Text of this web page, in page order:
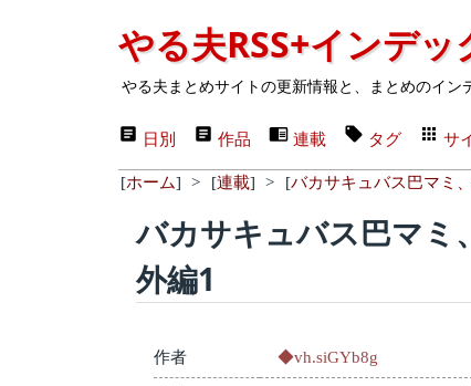
やる夫RSS+インデッ
やる夫まとめサイトの更新情報と、まとめのイン
日別 作品 連載 タグ サ
[ホーム] > [連載] > [バカサキュバス巴マミ
バカサキュバス巴マ
外編1
作者 ◆vh.siGYb8g